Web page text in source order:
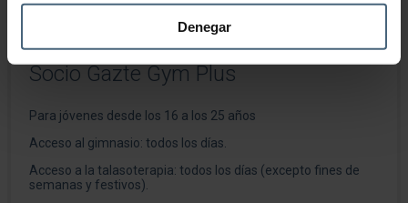
Denegar
Socio Gazte Gym Plus
Para jóvenes desde los 16 a los 25 años
Acceso al gimnasio: todos los días.
Acceso a la talasoterapia: todos los días (excepto fines de
semanas y festivos).